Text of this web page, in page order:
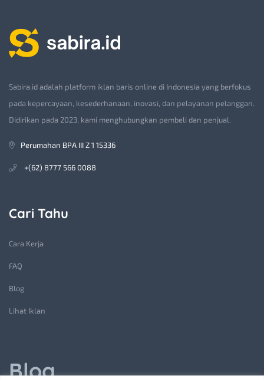
Sabira.id adalah platform iklan baris online di Indonesia yang berfokus
pada kepercayaan, kesederhanaan, inovasi, dan pelayanan pelanggan.
Didirikan pada 2023, kami menghubungkan pembeli dan penjual.
Perumahan BPA III Z 1 15336
+(62) 8777 566 0088
Cari Tahu
Cara Kerja
FAQ
Blog
Lihat Iklan
Blog